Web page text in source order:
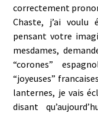
correctement
Chaste, j’ai voulu
pensant votre
mesdames,
“corones”
“joyeuses”
lanternes, je vais
disant